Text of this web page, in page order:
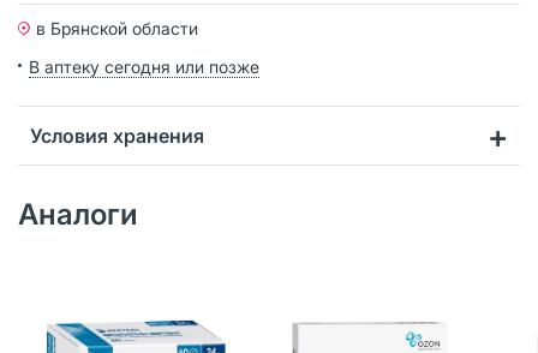
в Брянской области
В аптеку сегодня или позже
Условия хранения
Аналоги